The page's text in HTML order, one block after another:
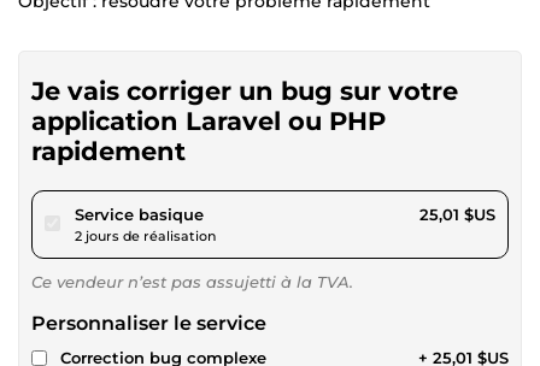
Je vais corriger un bug sur votre
application Laravel ou PHP
rapidement
Service basiquepour 23,05 $US
2 jours de réalisation
25,01 $US
Ce vendeur n’est pas assujetti à la TVA.
Personnaliser le service
Correction bug complexe + 25,01 $US